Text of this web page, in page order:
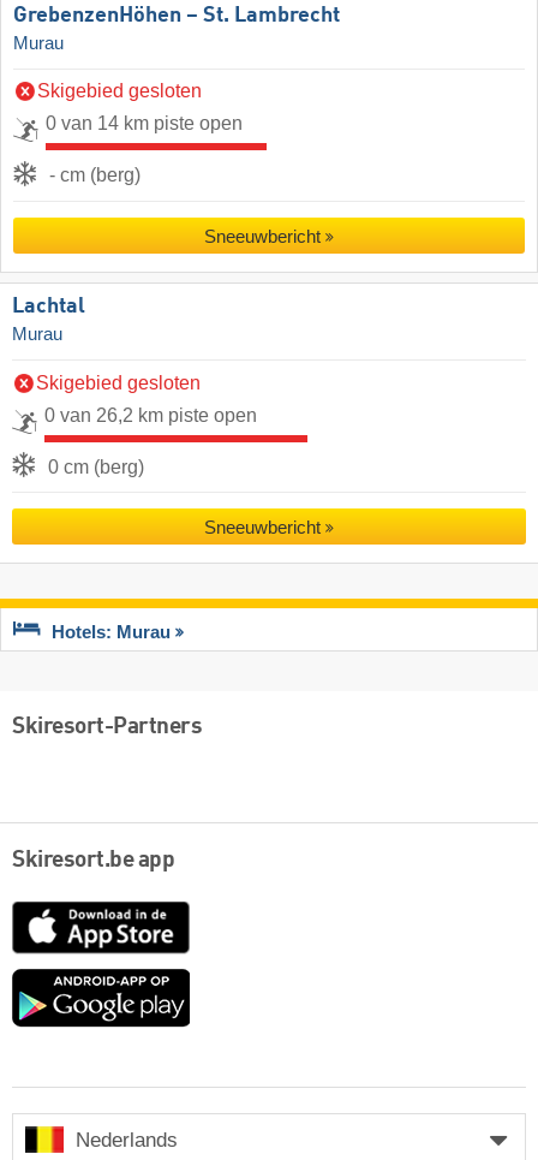
GrebenzenHöhen – St. Lambrecht
Murau
Skigebied gesloten
0 van 14 km piste open
- cm (berg)
Sneeuwbericht
Lachtal
Murau
Skigebied gesloten
0 van 26,2 km piste open
0 cm (berg)
Sneeuwbericht
Hotels: Murau
Skiresort-Partners
Skiresort.be app
App
Google
Nederlands